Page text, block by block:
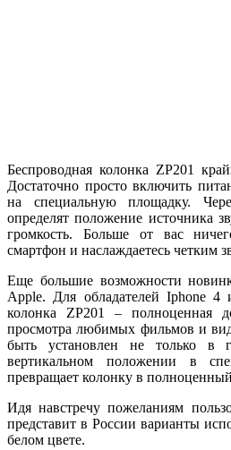
Беспроводная колонка ZP201
Достаточно просто включить
на специальную площадку.
определят положение источника
громкость. Больше от вас
смартфон и наслаждаетесь четким
Еще большие возможности
Apple. Для обладателей Iphone 4
колонка ZP201 – полноценная
просмотра любимых фильмов и
быть установлен не только в
вертикальном положении в
превращает колонку в
Идя навстречу пожеланиям
представит в России варианты
белом цвете.